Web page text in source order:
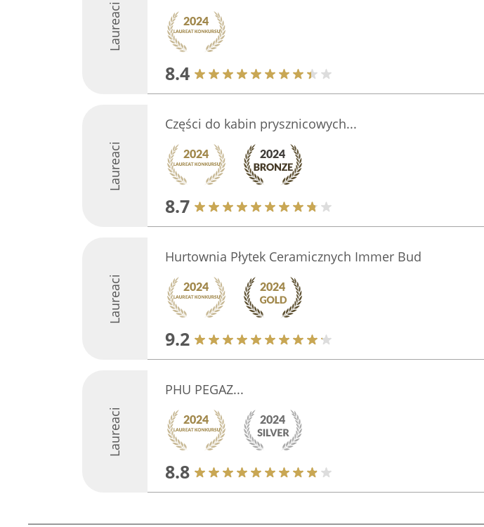
Laureaci
8.4
Laureaci
Części do kabin prysznicowych...
8.7
Laureaci
Hurtownia Płytek Ceramicznych Immer Bud
9.2
Laureaci
PHU PEGAZ...
8.8